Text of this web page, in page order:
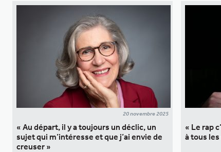
20 novembre 2025
« Au départ, il y a toujours un déclic, un
sujet qui m’intéresse et que j’ai envie de
creuser »
« Le rap
à tous